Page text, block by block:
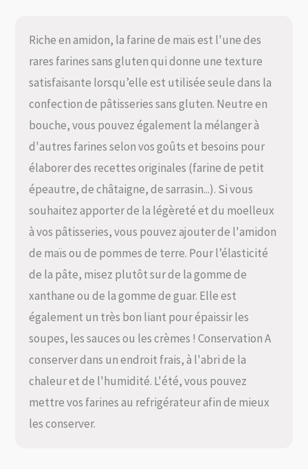
Riche en amidon, la farine de maïs est l'une des
rares farines sans gluten qui donne une texture
satisfaisante lorsqu’elle est utilisée seule dans la
confection de pâtisseries sans gluten. Neutre en
bouche, vous pouvez également la mélanger à
d'autres farines selon vos goûts et besoins pour
élaborer des recettes originales (farine de petit
épeautre, de châtaigne, de sarrasin...). Si vous
souhaitez apporter de la légèreté et du moelleux
à vos pâtisseries, vous pouvez ajouter de l'amidon
de maïs ou de pommes de terre. Pour l’élasticité
de la pâte, misez plutôt sur de la gomme de
xanthane ou de la gomme de guar. Elle est
également un très bon liant pour épaissir les
soupes, les sauces ou les crèmes ! Conservation A
conserver dans un endroit frais, à l'abri de la
chaleur et de l'humidité. L'été, vous pouvez
mettre vos farines au refrigérateur afin de mieux
les conserver.